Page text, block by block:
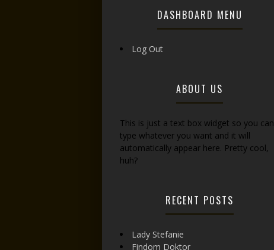
DASHBOARD MENU
Log Out
ABOUT US
This is just a text box widget so you can
type whatever you want and it will
automatically appear here. Pretty cool,
huh?
RECENT POSTS
Lady Stefanie
Findom Doktor